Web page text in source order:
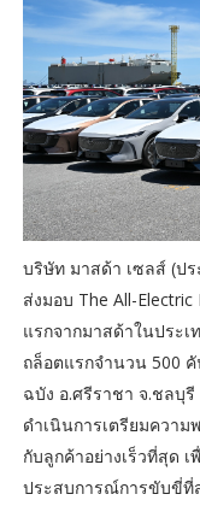
บริษัท มาสด้า เซลส์ (ป
ส่งมอบ The All-
แรกจากมาสด้าในประเ
ถล็อตแรกจำนวน 500
ฉบัง อ.ศรีราชา จ.ชลบุรี
ดำเนินการเตรียมควา
กับลูกค้าอย่างเร็วที่สุด
ประสบการณ์การขับขี่ที่